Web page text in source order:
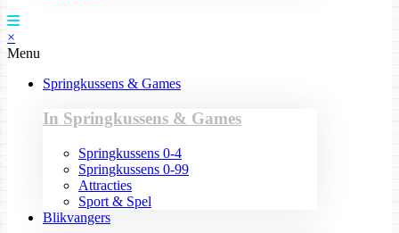
×
Menu
Springkussens & Games
In Springkussens & Games
Springkussens 0-4
Springkussens 0-99
Attracties
Sport & Spel
Blikvangers